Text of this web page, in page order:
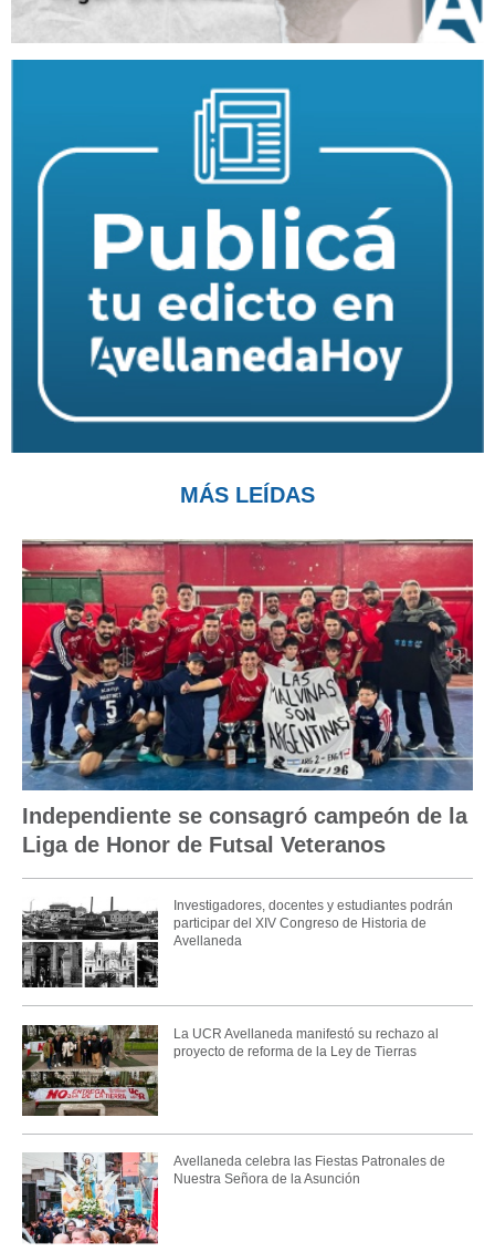
MÁS LEÍDAS
Independiente se consagró campeón de la
Liga de Honor de Futsal Veteranos
Investigadores, docentes y estudiantes podrán
participar del XIV Congreso de Historia de
Avellaneda
La UCR Avellaneda manifestó su rechazo al
proyecto de reforma de la Ley de Tierras
Avellaneda celebra las Fiestas Patronales de
Nuestra Señora de la Asunción